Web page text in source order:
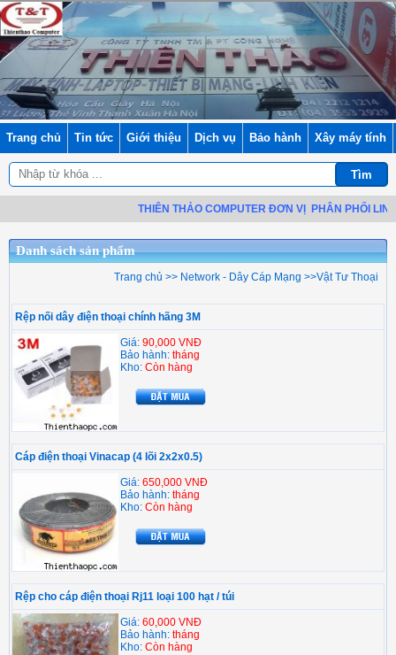
Trang chủ Tin tức Giới thiệu Dịch vụ Bảo hành Xây máy tính
THIÊN THẢO COMPUTER ĐƠN VỊ PHÂN PHỐI LINH
Danh sách sản phẩm
Trang chủ >> Network - Dây Cáp Mạng >>Vật Tư Thoại
Rệp nối dây điện thoại chính hãng 3M
Giá: 90,000 VNĐ
Bảo hành: tháng
Kho: Còn hàng
Cáp điện thoại Vinacap (4 lõi 2x2x0.5)
Giá: 650,000 VNĐ
Bảo hành: tháng
Kho: Còn hàng
Rệp cho cáp điện thoại Rj11 loại 100 hạt / túi
Giá: 60,000 VNĐ
Bảo hành: tháng
Kho: Còn hàng